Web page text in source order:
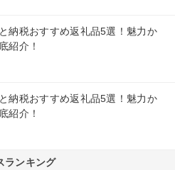
納税おすすめ返礼品5選！魅力か
紹介！
納税おすすめ返礼品5選！魅力か
紹介！
ランキング